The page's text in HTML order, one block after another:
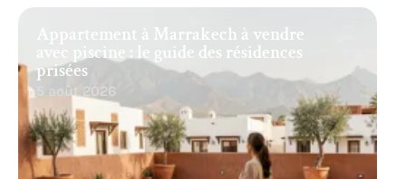
Appartement à Marrakech à vendre
avec piscine : le guide des résidences
prisées
5 août 2026